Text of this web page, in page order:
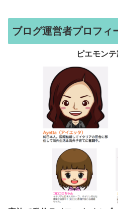
ブログ運営者プロフィ
ピエモン